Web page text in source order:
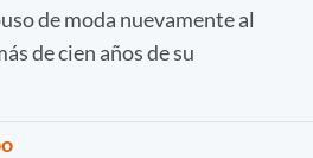
de moda nuevamente al
de cien años de su